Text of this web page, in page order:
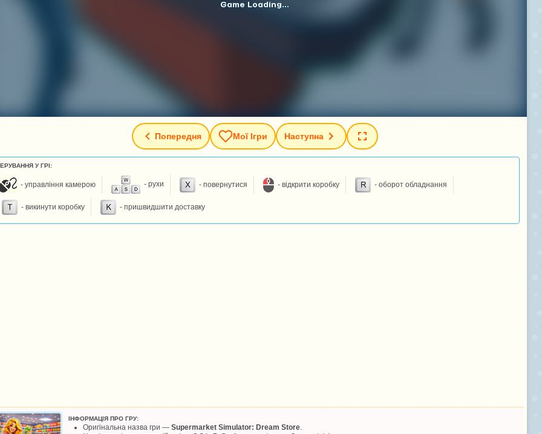
Попередня Мої Ігри Наступна
У ГРІ:
- управління камерою - рухи - повернутися - відкрити коробку - оборот обладнання
- викинути коробку - пришвидшити доставку
ІНФОРМАЦІЯ ПРО ГРУ:
Оригінальна назва гри — Supermarket Simulator: Dream Store.